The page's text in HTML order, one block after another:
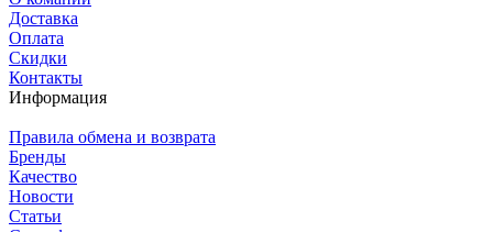
Доставка
Оплата
Скидки
Контакты
Информация
Правила обмена и возврата
Бренды
Качество
Новости
Статьи